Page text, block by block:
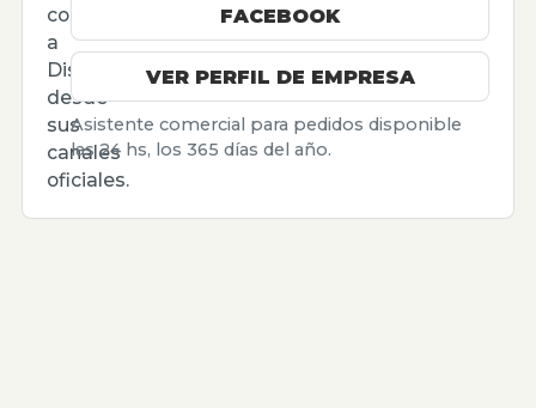
contactá
a
Disproal
desde
sus
canales
oficiales.
FACEBOOK
VER PERFIL DE EMPRESA
Asistente comercial para pedidos disponible
las 24 hs, los 365 días del año.